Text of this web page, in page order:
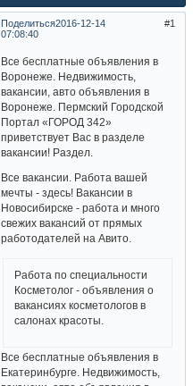
Поделиться 1
2016-12-14
07:08:40
Все бесплатные объявления в
Воронеже. Недвижимость,
вакансии, авто объявления в
Воронеже. Пермский Городской
Портал «ГОРОД 342»
приветствует Вас в разделе
вакансии! Раздел.
Все вакансии. Работа вашей
мечты - здесь! Вакансии в
Новосибирске - работа и много
свежих вакансий от прямых
работодателей на Авито.
Работа по специальности
Косметолог - объявления о
вакансиях косметологов в
салонах красоты.
Все бесплатные объявления в
Екатеринбурге. Недвижимость,